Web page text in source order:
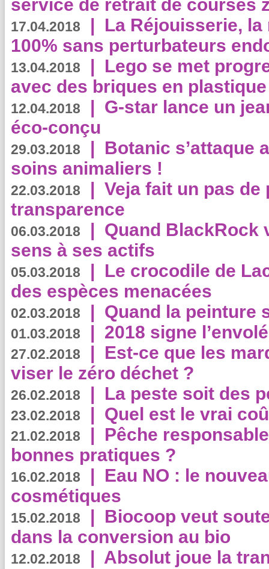
service de retrait de courses
17.04.2018 | La Réjouisserie,
100% sans perturbateurs
13.04.2018 | Lego se met
avec des briques en
12.04.2018 | G-star lance un
éco-conçu
29.03.2018 | Botanic s’attaque
soins animaliers !
22.03.2018 | Veja fait un pas de
transparence
06.03.2018 | Quand BlackRock
sens à ses actifs
05.03.2018 | Le crocodile de
des espèces menacées
02.03.2018 | Quand la peinture
01.03.2018 | 2018 signe
27.02.2018 | Est-ce que les
viser le zéro déchet ?
26.02.2018 | La peste soit des
23.02.2018 | Quel est le vrai
21.02.2018 | Pêche
bonnes pratiques ?
16.02.2018 | Eau NO : le
cosmétiques
15.02.2018 | Biocoop veut
dans la conversion au bio
12.02.2018 | Absolut joue la